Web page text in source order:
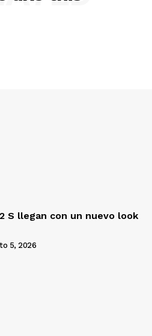
S llegan con un nuevo look
5, 2026